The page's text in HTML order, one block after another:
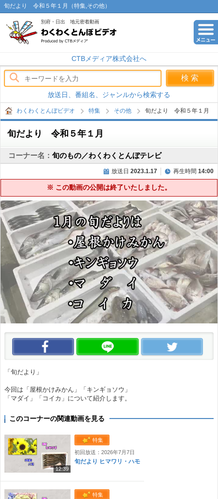
旬だより 令和５年１月（特集,その他）
別府・日出 地元密着動画
CTBメディア株式会社へ
放送日、番組名、ジャンルから検索する
わくわくとんぼビデオ 特集 その他 旬だより 令和５年１月
旬だより 令和５年１月
コーナー名： 旬のもの／わくわくとんぼテレビ
放送日 2023.1.17 再生時間 14:00
※ この動画の公開は終了いたしました。
この動画をいいね！ この動画をLINEで送る
「旬だより」
今回は「屋根かけみかん」「キンギョソウ」
「マダイ」「コイカ」について紹介します。
このコーナーの関連動画を見る
12:39
特集
初回放送：2026年7月7日
旬だより ヒマワリ・ハモ
特集